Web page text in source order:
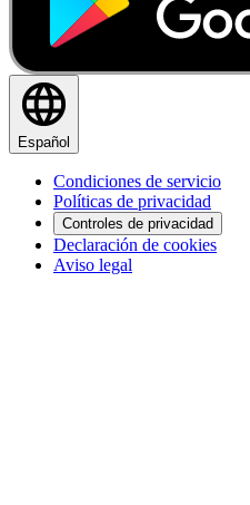
Español
Condiciones de servicio
Políticas de privacidad
Controles de privacidad
Declaración de cookies
Aviso legal